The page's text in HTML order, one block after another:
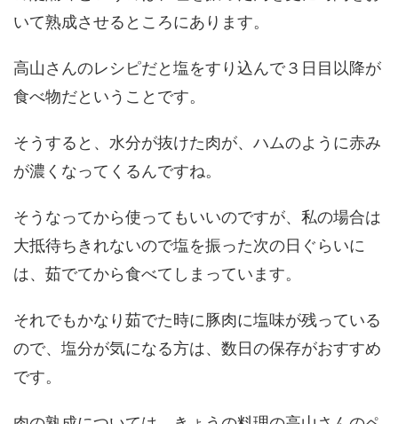
いて熟成させるところにあります。
高山さんのレシピだと塩をすり込んで３日目以降が
食べ物だということです。
そうすると、水分が抜けた肉が、ハムのように赤み
が濃くなってくるんですね。
そうなってから使ってもいいのですが、私の場合は
大抵待ちきれないので塩を振った次の日ぐらいに
は、茹でてから食べてしまっています。
それでもかなり茹でた時に豚肉に塩味が残っている
ので、塩分が気になる方は、数日の保存がおすすめ
です。